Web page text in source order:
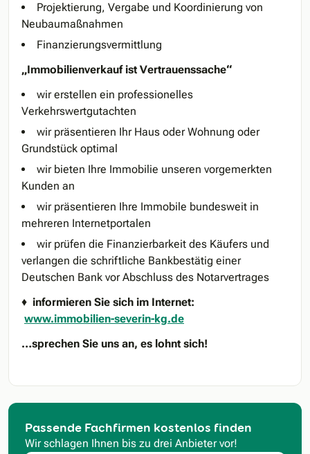
Projektierung, Vergabe und Koordinierung von
Neubaumaßnahmen
Finanzierungsvermittlung
„Immobilienverkauf ist Vertrauenssache“
wir erstellen ein professionelles
Verkehrswertgutachten
wir präsentieren Ihr Haus oder Wohnung oder
Grundstück optimal
wir bieten Ihre Immobilie unseren vorgemerkten
Kunden an
wir präsentieren Ihre Immobile bundesweit in
mehreren Internetportalen
wir prüfen die Finanzierbarkeit des Käufers und
verlangen die schriftliche Bankbestätig einer
Deutschen Bank vor Abschluss des Notarvertrages
♦ informieren Sie sich im Internet:
www.immobilien-severin-kg.de
…sprechen Sie uns an, es lohnt sich!
Passende Fachfirmen kostenlos finden
Wir schlagen Ihnen bis zu drei Anbieter vor!